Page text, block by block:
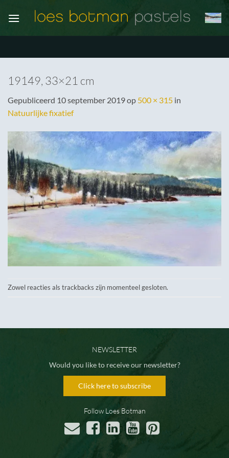
naar
19149, 33×21 cm
Gepubliceerd 10 september 2019op 500 × 315 in
Natuurlijke fixatief
Zowel reacties als trackbacks zijn momenteel gesloten.
NEWSLETTER
Would you like to receive our newsletter?
Click here to subscribe
Follow Loes Botman